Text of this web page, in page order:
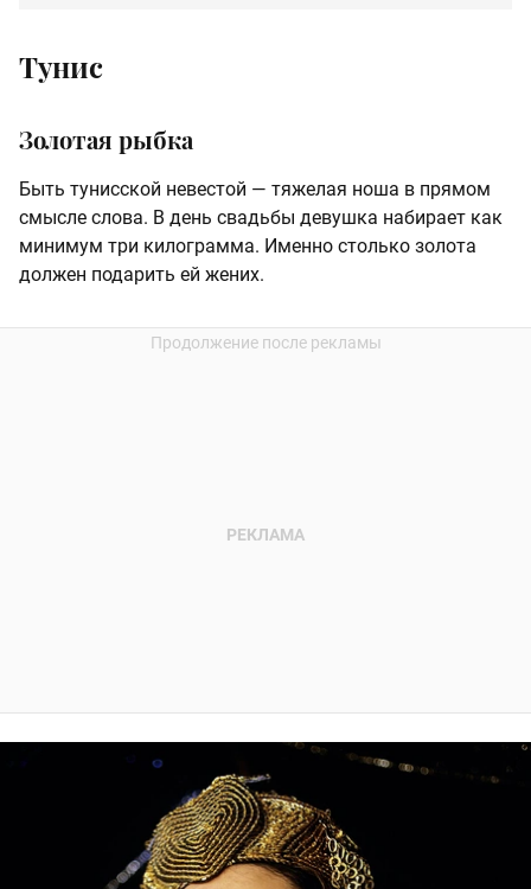
Тунис
Золотая рыбка
Быть тунисской невестой — тяжелая ноша в прямом
смысле слова. В день свадьбы девушка набирает как
минимум три килограмма. Именно столько золота
должен подарить ей жених.